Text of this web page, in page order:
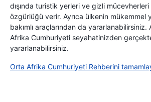
dışında turistik yerleri ve gizli
özgürlüğü verir. Ayrıca ülkenin mükemmel
bakımlı araçlarından da yararlanabilirsiniz.
Afrika Cumhuriyeti seyahatinizden
yararlanabilirsiniz.
Orta Afrika Cumhuriyeti Rehberini